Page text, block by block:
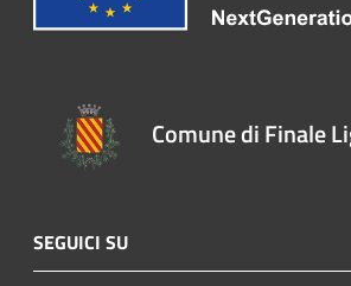
Comune di Finale
SEGUICI SU